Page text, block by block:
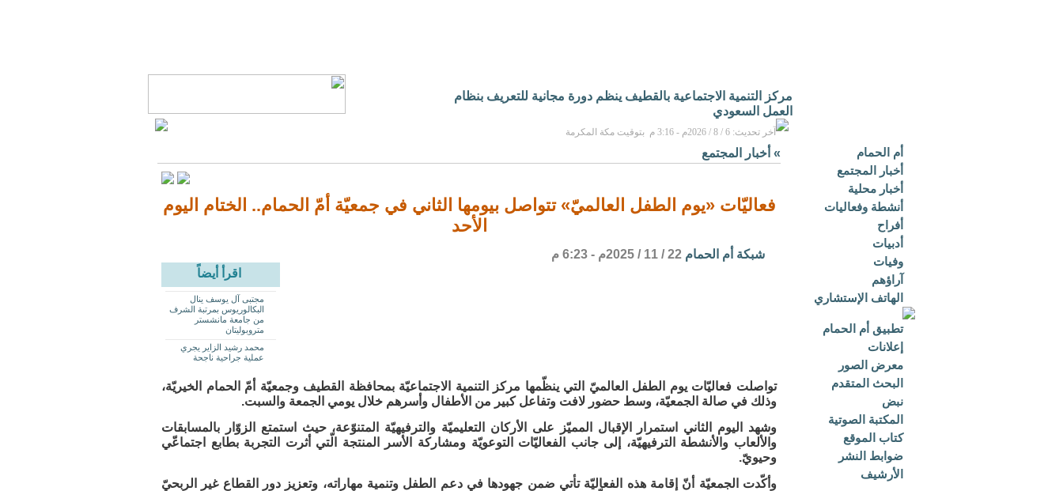
مركز التنمية الاجتماعية بالقطيف ينظم دورة مجانية للتعريف بنظام
العمل السعودي
آخر تحديث: 6 / 8 / 2026م - 3:16 م بتوقيت مكة المكرمة
أم الحمام
أخبار المجتمع
أخبار محلية
أنشطة وفعاليات
أفراح
أدبيات
وفيات
آراؤهم
الهاتف الإستشاري
تطبيق أم الحمام
إعلانات
معرض الصور
البحث المتقدم
نبض
المكتبة الصوتية
كتاب الموقع
ضوابط النشر
الأرشيف
» أخبار المجتمع
فعاليّات «يوم الطفل العالميّ» تتواصل بيومها الثاني في جمعيّة أمّ الحمام.. الختام اليوم
الأحد
شبكة أم الحمام 22 / 11 / 2025م - 6:23 م
اقرأ أيضاً
مجتبى آل يوسف ينال
البكالوريوس بمرتبة الشرف
من جامعة مانشستر
متروبوليتان
محمد رشيد الزاير يجري
عملية جراحية ناجحة
تواصلت فعاليّات يوم الطفل العالميّ التي ينظّمها مركز التنمية الاجتماعيّة بمحافظة القطيف وجمعيّة أمّ الحمام الخيريّة،
وذلك في صالة الجمعيّة، وسط حضور لافت وتفاعل كبير من الأطفال وأسرهم خلال يومي الجمعة والسبت.
وشهد اليوم الثاني استمرار الإقبال المميّز على الأركان التعليميّة والترفيهيّة المتنوّعة، حيث استمتع الزوّار بالمسابقات
والألعاب والأنشطة الترفيهيّة، إلى جانب الفعاليّات التوعويّة ومشاركة الأسر المنتجة الّتي أثرت التجربة بطابع اجتماعّي
وحيويّ.
وأكّدت الجمعيّة أنّ إقامة هذه الفعاليّة تأتي ضمن جهودها في دعم الطفل وتنمية مهاراته، وتعزيز دور القطاع غير الربحيّ